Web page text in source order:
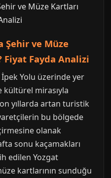
Şehir ve Müze
Fiyat Fayda Analizi
Yolu üzerinde yer
kültürel mirasıyla
yıllarda artan turistik
bu bölgede
olanak
sonu kaçamakları
edilen Yozgat
kartlarının sunduğu